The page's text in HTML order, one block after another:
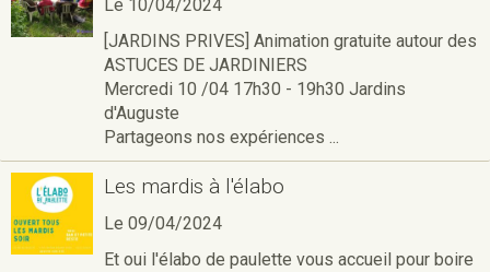
Le 10/04/2024
[JARDINS PRIVES] Animation gratuite autour des
ASTUCES DE JARDINIERS
Mercredi 10 /04 17h30 - 19h30 Jardins
d'Auguste
Partageons nos expériences ...
Les mardis à l'élabo
Le 09/04/2024
Et oui l'élabo de paulette vous accueil pour boire